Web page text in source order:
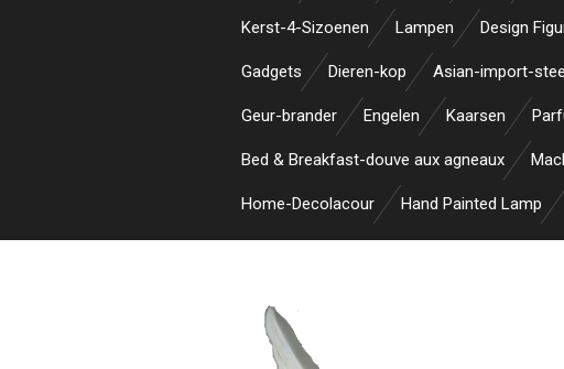
Kerst-4-Sizoenen Lampen Design
Gadgets Dieren-kop Asian-import-
Geur-brander Engelen Kaarsen
Bed & Breakfast-douve aux agneaux
Home-Decolacour Hand Painted Lamp